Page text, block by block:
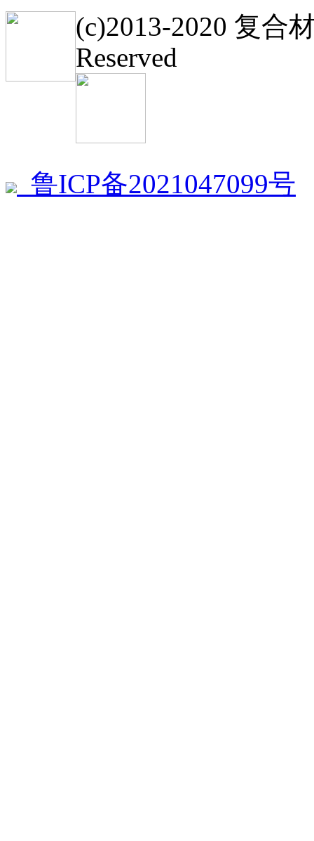
(c)2013-2020 复合
Reserved
鲁ICP备2021047099号